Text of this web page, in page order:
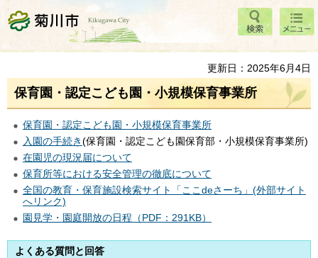
菊川市 検索
メニ
ュー
更新日：2025年6月4日
保育園・認定こども園・小規模保育事業所
保育園・認定こども園・小規模保育事業所
入園の手続き(保育園・認定こども園保育部・小規模保育事業所)
在園児の現況届について
保育所等における安全管理の徹底について
全国の教育・保育施設検索サイト「ここdeさーち」(外部サイト
へリンク)
園見学・園庭開放の日程（PDF：291KB）
よくある質問と回答